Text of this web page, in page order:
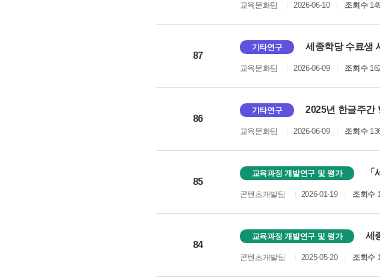
교육문화팀 2026-06-10 조회수
87
기타연구 세종학당 수료생
교육문화팀 2026-06-09 조회수
86
기타연구 2025년 한글주간
교육문화팀 2026-06-09 조회수
85
교육과정 개발연구 및 평가 「
콘텐츠개발팀 2026-01-19 조회수
84
교육과정 개발연구 및 평가 세
콘텐츠개발팀 2025-05-20 조회수